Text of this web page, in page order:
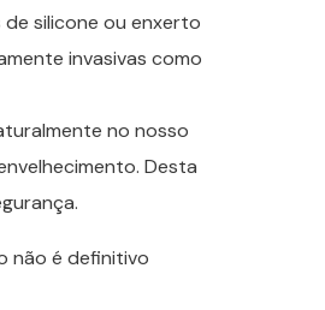
silicone ou enxerto
invasivas como
no nosso
Desta
não é definitivo